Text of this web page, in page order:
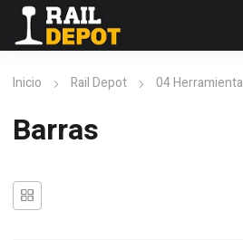
Inicio Rail Depot 04 Herramienta
Barras